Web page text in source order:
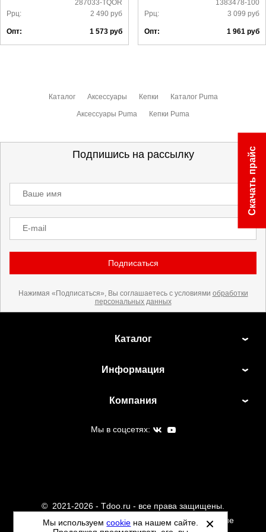
287033-TQOR
Ррц:
2 490руб
Опт: 1 573руб
1383478-100
Ррц:
3 099 руб
Опт: 1 961 руб
Каталог Аксессуары Кепки Каталог Puma
Аксессуары Puma Кепки Puma
Подпишись на рассылку
Ваше имя
E-mail
Подписаться
Нажимая «Подписаться», Вы соглашаетесь с условиями обработки
персональных данных
Каталог
Информация
Компания
Мы в соцсетях:
© 2021-2026 - Tdoo.ru - все права защищены.
Данный сайт не является интернет магазином и не
Скачать прайс
Мы используемcookie на нашем сайте.